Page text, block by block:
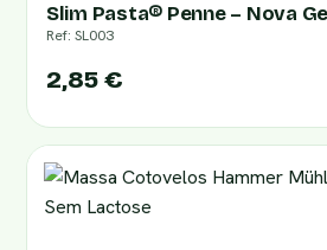
Slim Pasta® Penne – Nova
Ref: SL003
2,85 €